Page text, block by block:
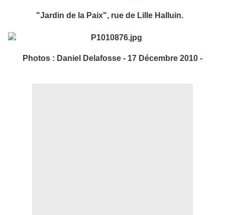
"Jardin de la Paix", rue de Lille Halluin.
Photos : Daniel Delafosse - 17 Décembre 2010 -